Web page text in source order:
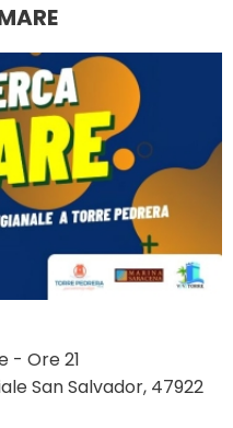
- Ore 21
San Salvador, 47922